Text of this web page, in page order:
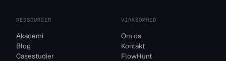
RESSOURCER
Akademi
Blog
Casestudier
VIRKSOMHED
Om os
Kontakt
FlowHunt